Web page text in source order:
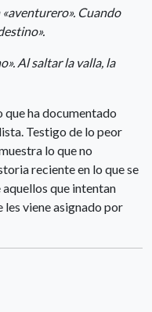
Cuando
Al saltar la valla, la
que ha documentado
Testigo de lo peor
lo que no
reciente en lo que se
que intentan
viene asignado por